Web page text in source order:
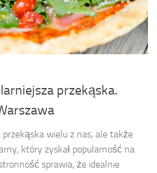
przekąska.
wielu z nas, ale także
który zyskał popularność na
sprawia, że idealnie